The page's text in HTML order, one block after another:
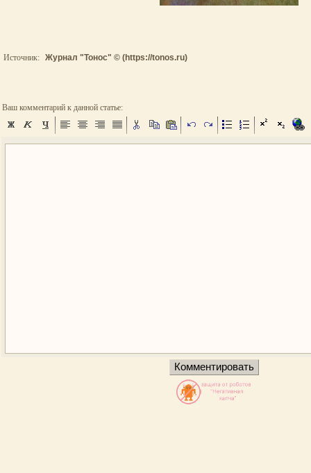
Источник: Журнал "Тонос" © (https://tonos.ru)
Ваш комментарий к данной статье: